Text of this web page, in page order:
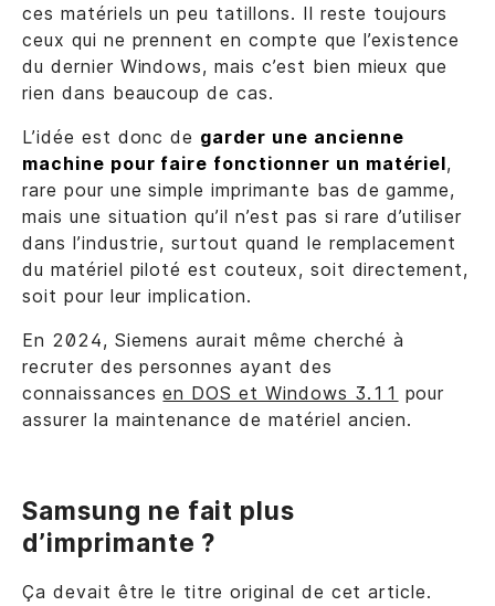
ces matériels un peu tatillons. Il reste toujours
ceux qui ne prennent en compte que l’existence
du dernier Windows, mais c’est bien mieux que
rien dans beaucoup de cas.
L’idée est donc de garder une ancienne
machine pour faire fonctionner un matériel,
rare pour une simple imprimante bas de gamme,
mais une situation qu’il n’est pas si rare d’utiliser
dans l’industrie, surtout quand le remplacement
du matériel piloté est couteux, soit directement,
soit pour leur implication.
En 2024, Siemens aurait même cherché à
recruter des personnes ayant des
connaissancesen DOS et Windows 3.11 pour
assurer la maintenance de matériel ancien.
Samsung ne fait plus
d’imprimante ?
Ça devait être le titre original de cet article.